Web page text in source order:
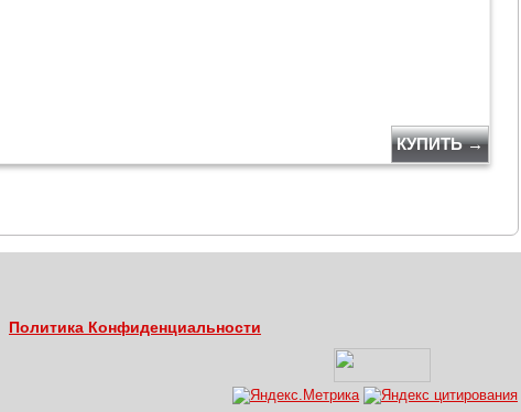
КУПИТЬ →
Политика Конфиденциальности